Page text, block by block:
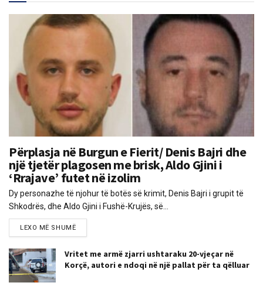
Përplasja në Burgun e Fierit/ Denis Bajri dhe
një tjetër plagosen me brisk, Aldo Gjini i
‘Rrajave’ futet në izolim
Dy personazhe të njohur të botës së krimit, Denis Bajri i grupit të
Shkodrës, dhe Aldo Gjini i Fushë-Krujës, së...
LEXO MË SHUMË
Vritet me armë zjarri ushtaraku 20-vjeçar në
Korçë, autori e ndoqi në një pallat për ta qëlluar